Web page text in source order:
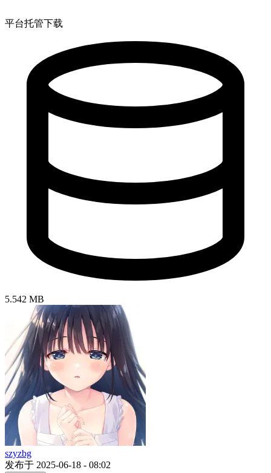
平台托管下载
5.542 MB
szyzbg
发布于 2025-06-18 - 08:02